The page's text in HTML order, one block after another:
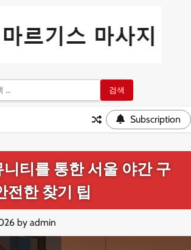
Subscription
티를 통한 서울 야간 구
전한 찾기 팁
by admin